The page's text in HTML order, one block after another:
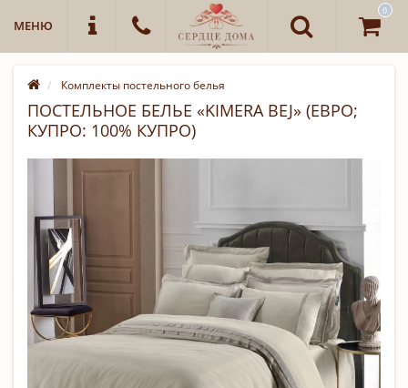
МЕНЮ
0
Комплекты постельного белья
ПОСТЕЛЬНОЕ БЕЛЬЕ «KIMERA BEJ» (ЕВРО;
КУПРО: 100% КУПРО)